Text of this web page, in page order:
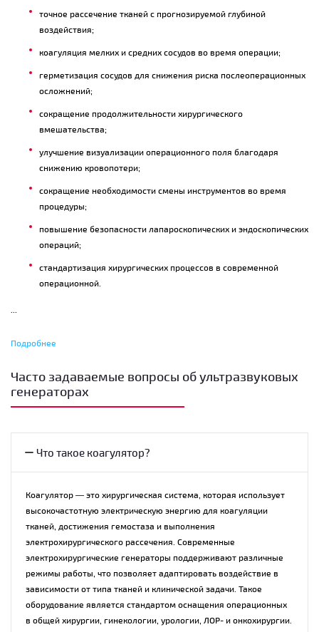
точное рассечение тканей с прогнозируемой глубиной
воздействия;
коагуляция мелких и средних сосудов во время операции;
герметизация сосудов для снижения риска послеоперационных
осложнений;
сокращение продолжительности хирургического
вмешательства;
улучшение визуализации операционного поля благодаря
снижению кровопотери;
сокращение необходимости смены инструментов во время
процедуры;
повышение безопасности лапароскопических и эндоскопических
операций;
стандартизация хирургических процессов в современной
операционной.
Электрохирургический коагулятор — это медицинское устройство,
использующее высокочастотный электрический ток для разрезания
является одним из основных элементов оснащения операционной и
онкохирургии и эндоскопических вмешательствах.
Для современных операционных особый интерес представляют
системы Olympus ESG-400 иOlympus ESG-410, которые обеспечивают
Подробнее
Часто задаваемые вопросы об ультразвуковых
генераторах
Что такое коагулятор?
Коагулятор — это хирургическая система, которая использует
высокочастотную электрическую энергию для коагуляции
тканей, достижения гемостаза и выполнения
электрохирургического рассечения. Современные
электрохирургические генераторы поддерживают различные
режимы работы, что позволяет адаптировать воздействие в
зависимости от типа тканей и клинической задачи. Такое
оборудование является стандартом оснащения операционных
в общей хирургии, гинекологии, урологии, ЛОР- и онкохирургии.